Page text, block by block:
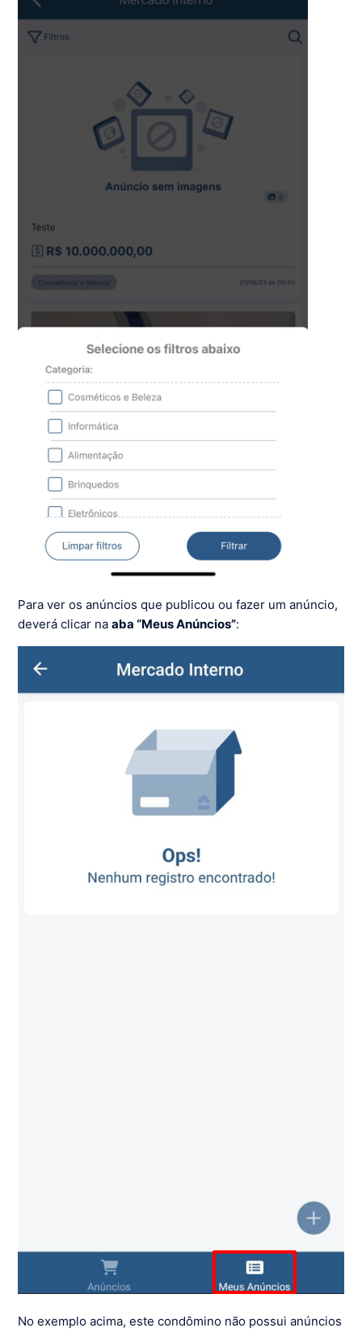
Para ver os anúncios que publicou ou fazer um anúncio,
deverá clicar naaba “Meus Anúncios”:
No exemplo acima, este condômino não possui anúncios